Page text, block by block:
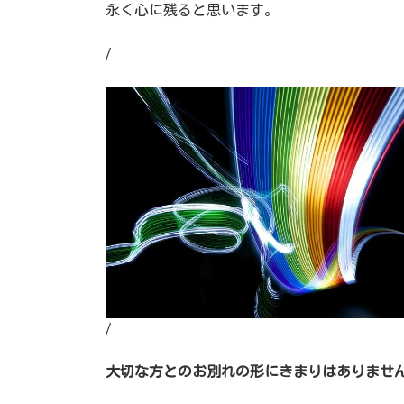
永く心に残ると思います。
/
/
大切な方とのお別れの形にきまりはありませ